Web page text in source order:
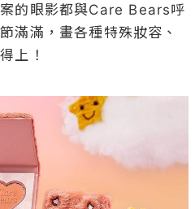
的眼影都與Care Bears呼
滿滿，畫各種特殊妝容、
上！